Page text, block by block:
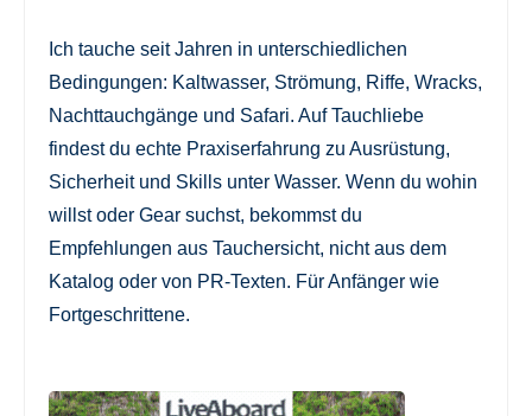
Ich tauche seit Jahren in unterschiedlichen
Bedingungen: Kaltwasser, Strömung, Riffe, Wracks,
Nachttauchgänge und Safari. Auf Tauchliebe
findest du echte Praxiserfahrung zu Ausrüstung,
Sicherheit und Skills unter Wasser. Wenn du wohin
willst oder Gear suchst, bekommst du
Empfehlungen aus Tauchersicht, nicht aus dem
Katalog oder von PR-Texten. Für Anfänger wie
Fortgeschrittene.